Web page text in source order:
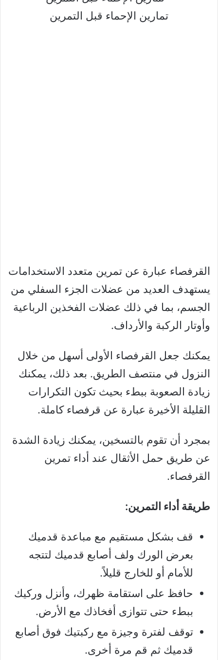
تمارين الإحماء قبل التمرين
القرفصاء عبارة عن تمرين متعدد الاستخدامات
يستهدف العديد من عضلات الجزء السفلي من
الجسم، بما في ذلك عضلات الفخذين الرباعية
وأوتار الركبة والأرداف.
يمكنك جعل القرفصاء الأولى أسهل من خلال
النزول في منتصف الطريق. بعد ذلك، يمكنك
زيادة الصعوبة ببطء بحيث تكون التكرارات
القليلة الأخيرة عبارة عن قرفصاء كاملة.
بمجرد أن تقوم بالتسخين، يمكنك زيادة الشدة
عن طريق حمل الأثقال عند أداء تمرين
القرفصاء.
طريقة أداء التمرين:
قف بشكل مستقيم مع مباعدة قدميك
بعرض الورك ولف أصابع قدميك لتتجه
للأمام أو للخارج قليلاً.
حافظ على استقامة ظهرك، وأنزل وركيك
ببطء حتى تتوازى أفخاذك مع الأرض.
توقف لفترة وجيزة مع ركبتيك فوق أصابع
قدميك ثم قم مرة أخرى.